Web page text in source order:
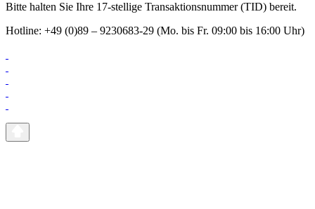
Bitte halten Sie Ihre 17-stellige Transaktionsnummer (TID) bereit.
Hotline: +49 (0)89 – 9230683-29 (Mo. bis Fr. 09:00 bis 16:00 Uhr)